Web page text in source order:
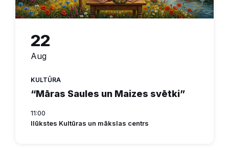
22
Aug
KULTŪRA
“Māras Saules un Maizes svētki”
11:00
Ilūkstes Kultūras un mākslas centrs